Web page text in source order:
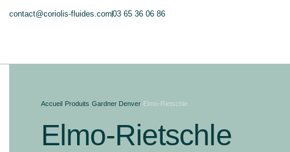
contact@coriolis-fluides.com03 65 36 06 86
Accueil Produits Gardner Denver Elmo-Rietschle
Elmo-Rietschle